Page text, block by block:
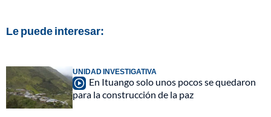
Le puede interesar:
UNIDAD INVESTIGATIVA
En Ituango solo unos pocos se quedaron
para la construcción de la paz